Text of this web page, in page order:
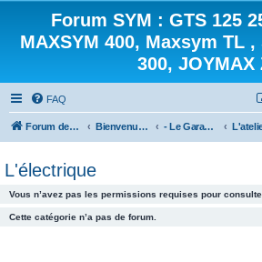
Forum SYM : GTS 125
MAXSYM 400, Maxsym TL ,
300, JOYMAX
FAQ
Forum des scooters SYM - GTS -MAXSYM - CRUISYM - JOYMAX - Maxsym TL Bienvenue sur le forum des scooters de la gamme SYM - Le Garage -
L'électrique
Vous n’avez pas les permissions requises pour
Cette catégorie n’a pas de forum.